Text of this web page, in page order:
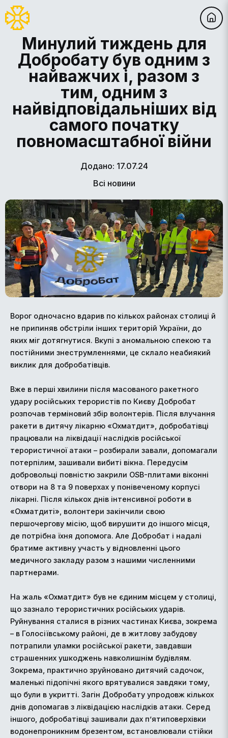
Минулий тиждень для
Добробату був одним з
найважчих і, разом з
тим, одним з
найвідповідальніших від
самого початку
повномасштабної війни
Додано: 17.07.24
Всі новини
Ворог одночасно вдарив по кількох районах столиці й
не припиняв обстріли інших територій України, до
яких міг дотягнутися. Вкупі з аномальною спекою та
постійними знеструмленнями, це склало неабиякий
виклик для добробатівців.
Вже в перші хвилини після масованого ракетного
удару російських терористів по Києву Добробат
розпочав терміновий збір волонтерів. Після влучання
ракети в дитячу лікарню «Охматдит», добробатівці
працювали на ліквідації наслідків російської
терористичної атаки – розбирали завали, допомагали
потерпілим, зашивали вибиті вікна. Передусім
добровольці повністю закрили OSB-плитами віконні
отвори на 8 та 9 поверхах у понівеченому корпусі
лікарні. Після кількох днів інтенсивної роботи в
«Охматдиті», волонтери закінчили свою
першочергову місію, щоб вирушити до іншого місця,
де потрібна їхня допомога. Але Добробат і надалі
братиме активну участь у відновленні цього
медичного закладу разом з нашими численними
партнерами.
На жаль «Охматдит» був не єдиним місцем у столиці,
що зазнало терористичних російських ударів.
Руйнування сталися в різних частинах Києва, зокрема
– в Голосіївському районі, де в житлову забудову
потрапили уламки російської ракети, завдавши
страшенних ушкоджень навколишнім будівлям.
Зокрема, практично зруйновано дитячий садочок,
маленькі підопічні якого врятувалися завдяки тому,
що були в укритті. Загін Добробату упродовж кількох
днів допомагав з ліквідацією наслідків атаки. Серед
іншого, добробатівці зашивали дах п’ятиповерхівки
водонепроникним брезентом, встановлювали стійки